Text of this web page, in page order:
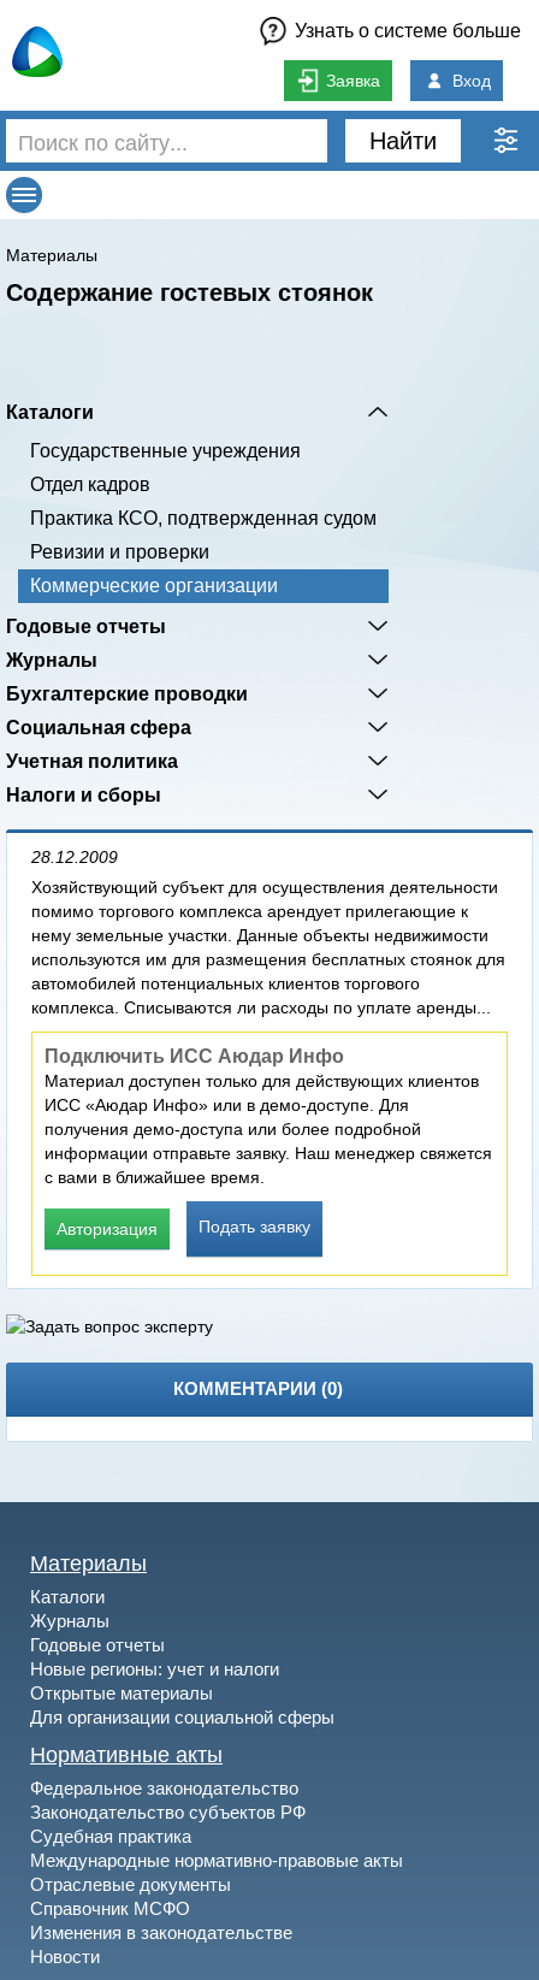
Узнать о системе больше
Заявка Вход
Найти
Материалы
Содержание гостевых стоянок
Каталоги
Государственные учреждения
Отдел кадров
Практика КСО, подтвержденная судом
Ревизии и проверки
Коммерческие организации
Годовые отчеты
Журналы
Бухгалтерские проводки
Социальная сфера
Учетная политика
Налоги и сборы
28.12.2009
Хозяйствующий субъект для осуществления деятельности
помимо торгового комплекса арендует прилегающие к
нему земельные участки. Данные объекты недвижимости
используются им для размещения бесплатных стоянок для
автомобилей потенциальных клиентов торгового
комплекса. Списываются ли расходы по уплате аренды...
Подключить ИСС Аюдар Инфо
Материал доступен только для действующих клиентов
ИСС «Аюдар Инфо» или в демо-доступе. Для
получения демо-доступа или более подробной
информации отправьте заявку. Наш менеджер свяжется
с вами в ближайшее время.
Авторизация Подать заявку
КОММЕНТАРИИ (0)
Материалы
Каталоги
Журналы
Годовые отчеты
Новые регионы: учет и налоги
Открытые материалы
Для организации социальной сферы
Нормативные акты
Федеральное законодательство
Законодательство субъектов РФ
Судебная практика
Международные нормативно-правовые акты
Отраслевые документы
Справочник МСФО
Изменения в законодательстве
Новости